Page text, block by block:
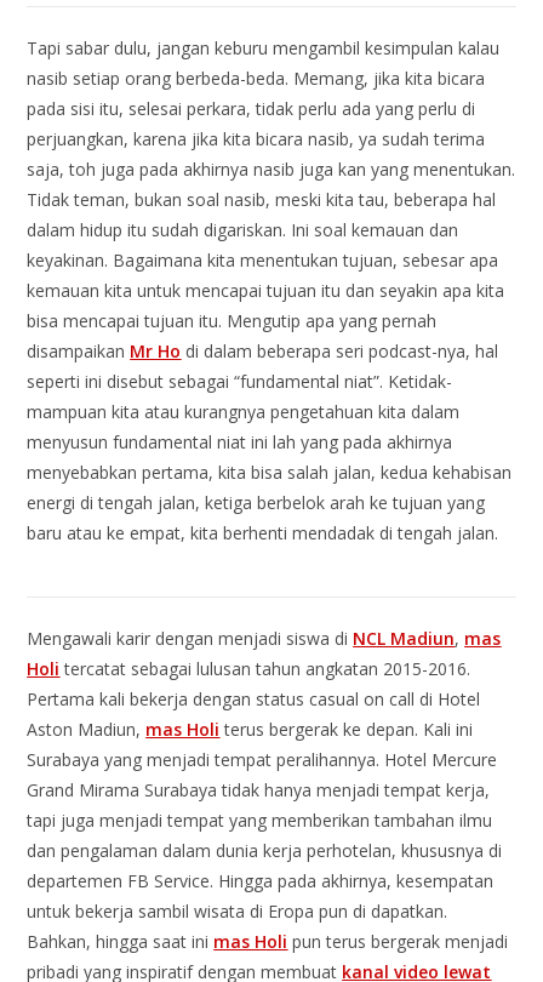
Tapi sabar dulu, jangan keburu mengambil kesimpulan kalau
nasib setiap orang berbeda-beda. Memang, jika kita bicara
pada sisi itu, selesai perkara, tidak perlu ada yang perlu di
perjuangkan, karena jika kita bicara nasib, ya sudah terima
saja, toh juga pada akhirnya nasib juga kan yang menentukan.
Tidak teman, bukan soal nasib, meski kita tau, beberapa hal
dalam hidup itu sudah digariskan. Ini soal kemauan dan
keyakinan. Bagaimana kita menentukan tujuan, sebesar apa
kemauan kita untuk mencapai tujuan itu dan seyakin apa kita
bisa mencapai tujuan itu. Mengutip apa yang pernah
disampaikan Mr Ho di dalam beberapa seri podcast-nya, hal
seperti ini disebut sebagai “fundamental niat”. Ketidak-
mampuan kita atau kurangnya pengetahuan kita dalam
menyusun fundamental niat ini lah yang pada akhirnya
menyebabkan pertama, kita bisa salah jalan, kedua kehabisan
energi di tengah jalan, ketiga berbelok arah ke tujuan yang
baru atau ke empat, kita berhenti mendadak di tengah jalan.
Mengawali karir dengan menjadi siswa di NCL Madiun, mas
Holi tercatat sebagai lulusan tahun angkatan 2015-2016.
Pertama kali bekerja dengan status casual on call di Hotel
Aston Madiun, mas Holi terus bergerak ke depan. Kali ini
Surabaya yang menjadi tempat peralihannya. Hotel Mercure
Grand Mirama Surabaya tidak hanya menjadi tempat kerja,
tapi juga menjadi tempat yang memberikan tambahan ilmu
dan pengalaman dalam dunia kerja perhotelan, khususnya di
departemen FB Service. Hingga pada akhirnya, kesempatan
untuk bekerja sambil wisata di Eropa pun di dapatkan.
Bahkan, hingga saat ini mas Holi pun terus bergerak menjadi
pribadi yang inspiratif dengan membuat kanal video lewat